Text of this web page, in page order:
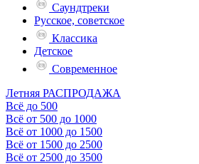
Саундтреки
Русское, советское
Классика
Детское
Современное
Летняя РАСПРОДАЖА
Всё до 500
Всё от 500 до 1000
Всё от 1000 до 1500
Всё от 1500 до 2500
Всё от 2500 до 3500